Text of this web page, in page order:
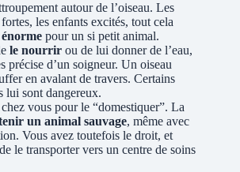
autour de l’oiseau. Les
les enfants excités, tout cela
énorme pour un si petit animal.
le nourrir ou de lui donner de l’eau,
précise d’un soigneur. Un oiseau
en avalant de travers. Certains
lui sont dangereux.
vous pour le “domestiquer”. La
un animal sauvage, même avec
Vous avez toutefois le droit, et
le transporter vers un centre de soins